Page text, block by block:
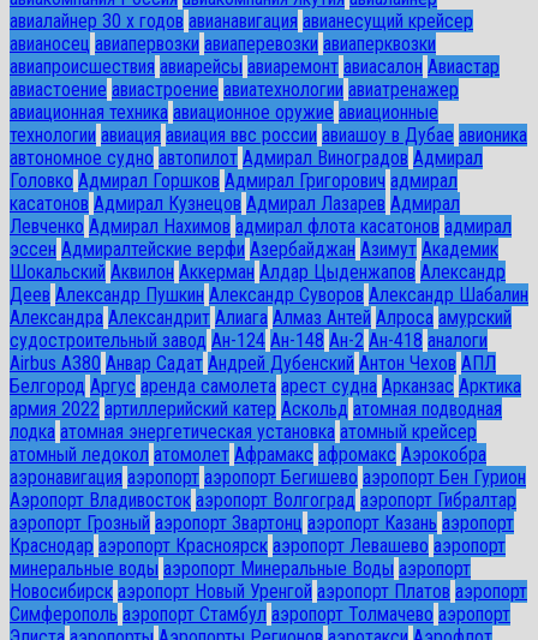
авиалайнер 30 х годов авианавигация авианесущий крейсер
авианосец авиапервозки авиаперевозки авиаперквозки
авиапроисшествия авиарейсы авиаремонт авиасалон Авиастар
авиастоение авиастроение авиатехнологии авиатренажер
авиационная техника авиационное оружие авиационные
технологии авиация авиация ввс россии авиашоу в Дубае авионика
автономное судно автопилот Адмирал Виноградов Адмирал
Головко Адмирал Горшков Адмирал Григорович адмирал
касатонов Адмирал Кузнецов Адмирал Лазарев Адмирал
Левченко Адмирал Нахимов адмирал флота касатонов адмирал
эссен Адмиралтейские верфи Азербайджан Азимут Академик
Шокальский Аквилон Аккерман Алдар Цыденжапов Александр
Деев Александр Пушкин Александр Суворов Александр Шабалин
Александра Александрит Алиага Алмаз Антей Алроса амурский
судостроительный завод Ан-124 Ан-148 Ан-2 Ан-418 аналоги
Airbus A380 Анвар Садат Андрей Дубенский Антон Чехов АПЛ
Белгород Аргус аренда самолета арест судна Арканзас Арктика
армия 2022 артиллерийский катер Аскольд атомная подводная
лодка атомная энергетическая установка атомный крейсер
атомный ледокол атомолет Афрамакс афромакс Аэрокобра
аэронавигация аэропорт аэропорт Бегишево аэропорт Бен Гурион
Аэропорт Владивосток аэропорт Волгоград аэропорт Гибралтар
аэропорт Грозный аэропорт Звартонц аэропорт Казань аэропорт
Краснодар аэропорт Красноярск аэропорт Левашево аэропорт
минеральные воды аэропорт Минеральные Воды аэропорт
Новосибирск аэропорт Новый Уренгой аэропорт Платов аэропорт
Симферополь аэропорт Стамбул аэропорт Толмачево аэропорт